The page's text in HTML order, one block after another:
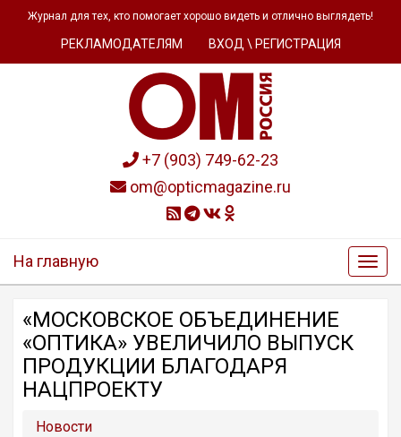
Журнал для тех, кто помогает хорошо видеть и отлично выглядеть!
РЕКЛАМОДАТЕЛЯМ ВХОД \ РЕГИСТРАЦИЯ
+7 (903) 749-62-23
om@opticmagazine.ru
На главную
«МОСКОВСКОЕ ОБЪЕДИНЕНИЕ
«ОПТИКА» УВЕЛИЧИЛО ВЫПУСК
ПРОДУКЦИИ БЛАГОДАРЯ
НАЦПРОЕКТУ
Новости